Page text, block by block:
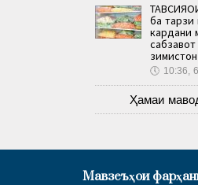
ба тарзи
кардани
зимистон
🕔 10:36,
Ҳамаи
Мавзеъҳои